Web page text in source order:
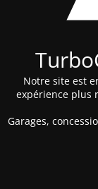
Notre site est
expérience plus
Garages,